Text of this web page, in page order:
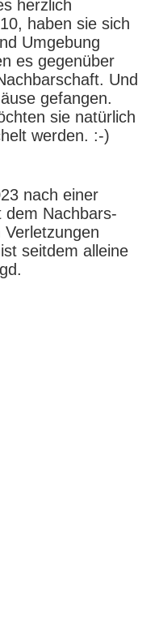
herzlich
haben sie sich
Umgebung
es gegenüber
Und
gefangen.
sie natürlich
werden. :-)
nach einer
dem Nachbars-
seitdem alleine